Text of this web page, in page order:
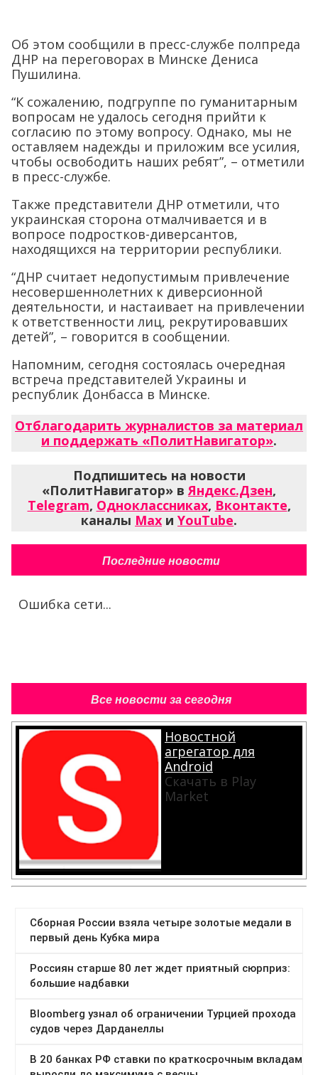
Об этом сообщили в пресс-службе полпреда
ДНР на переговорах в Минске Дениса
Пушилина.
“К сожалению, подгруппе по гуманитарным
вопросам не удалось сегодня прийти к
согласию по этому вопросу. Однако, мы не
оставляем надежды и приложим все усилия,
чтобы освободить наших ребят”, – отметили
в пресс-службе.
Также представители ДНР отметили, что
украинская сторона отмалчивается и в
вопросе подростков-диверсантов,
находящихся на территории республики.
“ДНР считает недопустимым привлечение
несовершеннолетних к диверсионной
деятельности, и настаивает на привлечении
к ответственности лиц, рекрутировавших
детей”, – говорится в сообщении.
Напомним, сегодня состоялась очередная
встреча представителей Украины и
республик Донбасса в Минске.
Отблагодарить журналистов за материал
и поддержать «ПолитНавигатор».
Подпишитесь на новости
«ПолитНавигатор» вЯндекс.Дзен,
Telegram, Одноклассниках, Вконтакте,
каналы Max и YouTube.
Последние новости
Ошибка сети...
Все новости за сегодня
Новостной
агрегатор для
Android
Скачать в Play
Market